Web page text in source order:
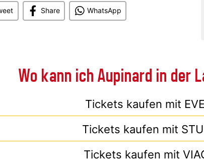
Share WhatsApp
Wo kann ich Aupinard in
Tickets kaufen mit
Tickets kaufen mit
Tickets kaufen mit